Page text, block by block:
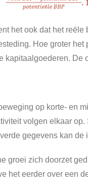
het ook dat het
Hoe groter
kapitaalgoederen.
op korte- en
volgen elkaar
gegevens kan
groei zich doorzet
het eerder over een